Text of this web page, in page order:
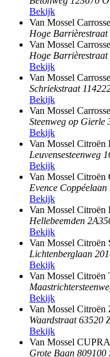
Bekijk
Van Mossel
Hoge Barrièrestraat
Van Mossel
Hoge Barrièrestraat
Bekijk
Van Mossel
Schriekstraat 114
Bekijk
Van Mossel
Steenweg op Gierle
Bekijk
Van Mossel Citroën
Leuvensesteenweg
Bekijk
Van Mossel Citroën
Evence Coppéelaan
Bekijk
Van Mossel Citroën
Hellebeemden 2A
Bekijk
Van Mossel Citroën
Lichtenberglaan
Bekijk
Van Mossel Citroën
Bekijk
Van Mossel Citroën
Waardstraat 63520
Bekijk
Van Mossel
Grote Baan 809100